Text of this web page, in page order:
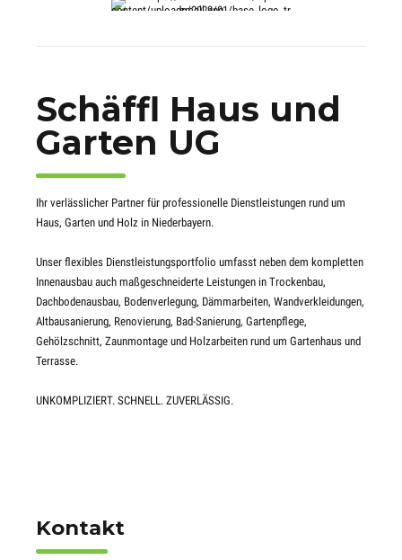
Schäffl Haus und
Garten UG
Ihr verlässlicher Partner für professionelle Dienstleistungen rund um
Haus, Garten und Holz in Niederbayern.
Unser flexibles Dienstleistungsportfolio umfasst neben dem kompletten
Innenausbau auch maßgeschneiderte Leistungen in Trockenbau,
Dachbodenausbau, Bodenverlegung, Dämmarbeiten, Wandverkleidungen,
Altbausanierung, Renovierung, Bad-Sanierung, Gartenpflege,
Gehölzschnitt, Zaunmontage und Holzarbeiten rund um Gartenhaus und
Terrasse.
UNKOMPLIZIERT. SCHNELL. ZUVERLÄSSIG.
Kontakt